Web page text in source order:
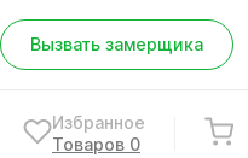
Вызвать замерщика
Избранное
Товаров 0